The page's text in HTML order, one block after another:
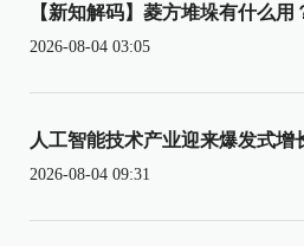
【新知解码】菱方堆垛有什么用
2026-08-04 03:05
人工智能技术产业迎来爆发式增
2026-08-04 09:31